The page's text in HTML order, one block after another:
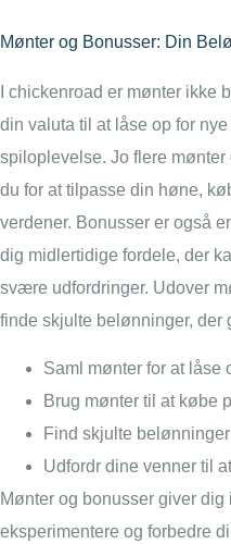
Mønter og Bonusser: Din
I chickenroad er mønter ikke
din valuta til at låse op for
spiloplevelse. Jo flere
du for at tilpasse din høne,
verdener. Bonusser er også
dig midlertidige fordele, der
svære udfordringer. Udover
finde skjulte belønninger, der
Saml mønter for at låse
Brug mønter til at købe
Find skjulte belønninger
Udfordr dine venner til
Mønter og bonusser giver
eksperimentere og forbedre